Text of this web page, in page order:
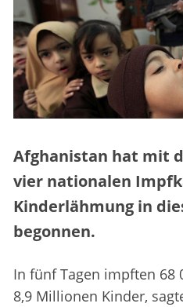
Afghanistan hat mit
vier nationalen
Kinderlähmung in
begonnen.
In fünf Tagen impften 68
8,9 Millionen Kinder,